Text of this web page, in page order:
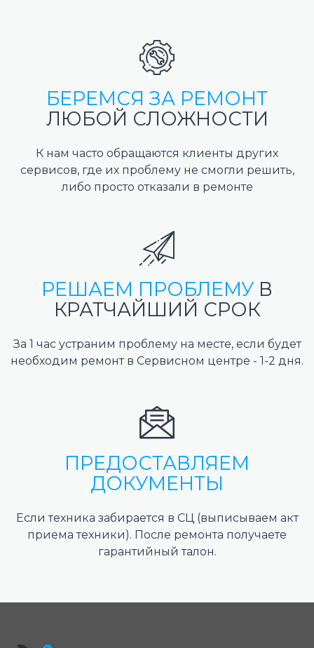
БЕРЕМСЯ ЗА РЕМОНТ
ЛЮБОЙ СЛОЖНОСТИ
К нам часто обращаются клиенты других
сервисов, где их проблему не смогли решить,
либо просто отказали в ремонте
РЕШАЕМ ПРОБЛЕМУ В
КРАТЧАЙШИЙ СРОК
За 1 час устраним проблему на месте, если будет
необходим ремонт в Сервисном центре - 1-2 дня.
ПРЕДОСТАВЛЯЕМ
ДОКУМЕНТЫ
Если техника забирается в СЦ (выписываем акт
приема техники). После ремонта получаете
гарантийный талон.